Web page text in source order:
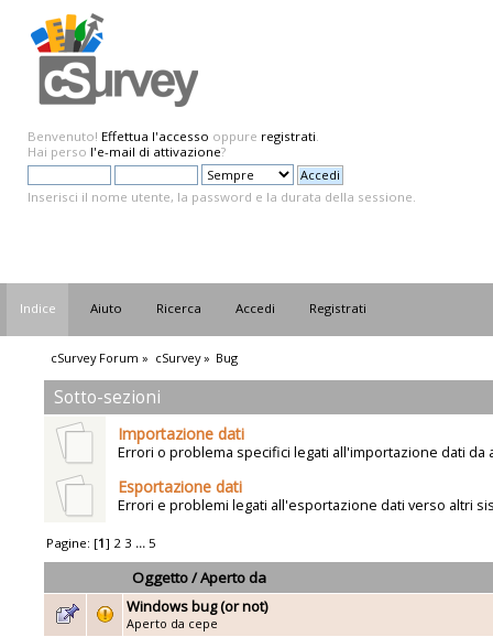
Benvenuto! Effettua l'accesso oppure registrati.
Hai perso l'e-mail di attivazione?
Inserisci il nome utente, la password e la durata della sessione.
Indice Aiuto Ricerca Accedi Registrati
cSurvey Forum » cSurvey» Bug
Sotto-sezioni
Importazione dati
Errori o problema specifici legati all'importazione dati da
Esportazione dati
Errori e problemi legati all'esportazione dati verso altri
Pagine: [1] 2 3 ...5
Oggetto/Aperto da
Windows bug (or not)
Aperto da cepe